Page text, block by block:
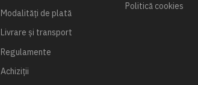
Modalități de plată
Livrare și transport
Regulamente
Achiziții
Politică cookies